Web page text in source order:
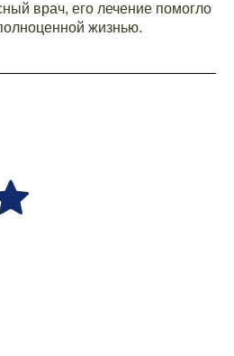
врач, его лечение помогло
жизнью.